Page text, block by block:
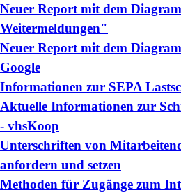
Neuer Report mit dem
Weitermeldungen"
Neuer Report mit dem
Google
Informationen zur SEPA
Aktuelle Informationen zur
- vhsKoop
Unterschriften von
anfordern und setzen
Methoden für Zugänge zum